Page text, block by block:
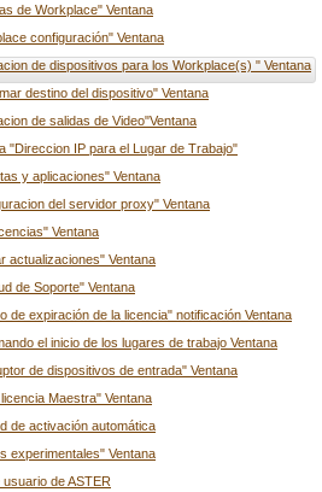
de Workplace" Ventana
configuración" Ventana
de dispositivos para los Workplace(s) " Ventana
destino del dispositivo" Ventana
de salidas de Video"Ventana
"Direccion IP para el Lugar de Trabajo"
y aplicaciones" Ventana
del servidor proxy" Ventana
Ventana
actualizaciones" Ventana
de Soporte" Ventana
de expiración de la licencia" notificación Ventana
el inicio de los lugares de trabajo Ventana
de dispositivos de entrada" Ventana
Maestra" Ventana
de activación automática
experimentales" Ventana
usuario de ASTER